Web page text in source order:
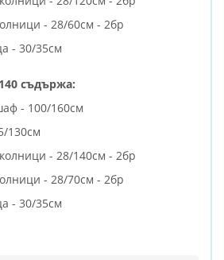
- 28/60см - 2бр
- 30/35см
съдържа:
- 100/160см
130см
- 28/140см - 2бр
- 28/70см - 2бр
- 30/35см